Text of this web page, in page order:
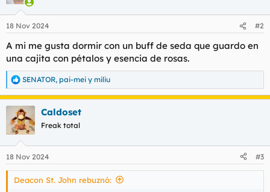
e
:
18 Nov 2024 #2
A mi me gusta dormir con un buff de seda que guardo en
una cajita con pétalos y esencia de rosas.
R
e
a
c
i
e
s
SENATOR, pai-mei y miliu
Caldoset
Freak total
18 Nov 2024 #3
Deacon St. John rebuznó: